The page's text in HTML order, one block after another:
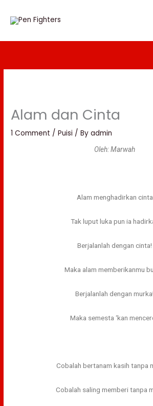
Alam dan Cinta
1 Comment /Puisi / Byadmin
Oleh: Marwah
Alam menghadirkan cinta
Tak luput luka pun ia
Berjalanlah dengan cinta!
Maka alam memberikanmu
Berjalanlah dengan murka!
Maka semesta ‘kan
Cobalah bertanam kasih tanpa
Cobalah saling memberi tanpa